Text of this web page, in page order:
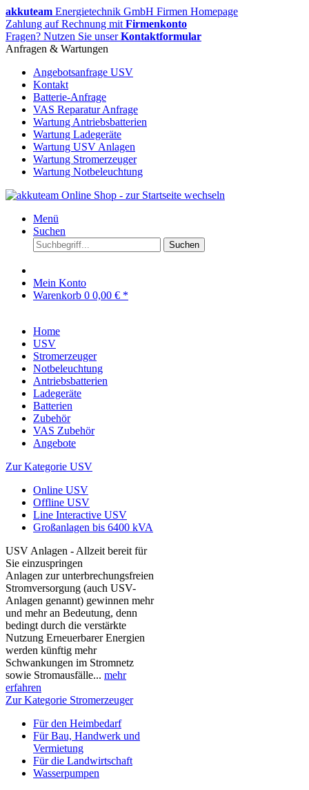
akkuteam Energietechnik GmbH Firmen Homepage
Zahlung auf Rechnung mit Firmenkonto
Fragen? Nutzen Sie unserKontaktformular
Anfragen & Wartungen
Angebotsanfrage USV
Kontakt
Batterie-Anfrage
VAS Reparatur Anfrage
Wartung Antriebsbatterien
Wartung Ladegeräte
Wartung USV Anlagen
Wartung Stromerzeuger
Wartung Notbeleuchtung
Menü
Suchen
Suchen
Mein Konto
Warenkorb 0 0,00 € *
Home
USV
Stromerzeuger
Notbeleuchtung
Antriebsbatterien
Ladegeräte
Batterien
Zubehör
VAS Zubehör
Angebote
Zur Kategorie USV
Online USV
Offline USV
Line Interactive USV
Großanlagen bis 6400 kVA
USV Anlagen - Allzeit bereit für
Sie einzuspringen
Anlagen zur unterbrechungsfreien
Stromversorgung (auch USV-
Anlagen genannt) gewinnen mehr
und mehr an Bedeutung, denn
bedingt durch die verstärkte
Nutzung Erneuerbarer Energien
werden künftig mehr
Schwankungen im Stromnetz
sowie Stromausfälle... mehr
erfahren
Zur Kategorie Stromerzeuger
Für den Heimbedarf
Für Bau, Handwerk und
Vermietung
Für die Landwirtschaft
Wasserpumpen